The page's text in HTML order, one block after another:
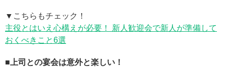
▼こちらもチェック！
主役とはいえ心構えが必要！ 新人歓迎会で新人が準備して
おくべきこと6選
■上司との宴会は意外と楽しい！